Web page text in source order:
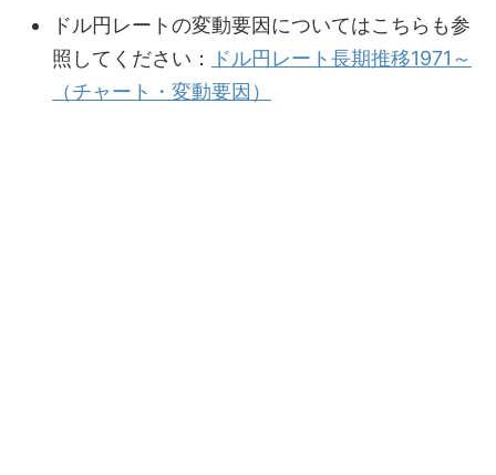
ドル円レートの変動要因についてはこちらも参
照してください：
ドル円レート長期推移1971～
（チャート・変動要因）